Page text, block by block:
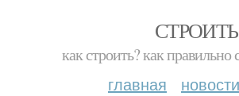
как строить? как правильно
главная новости